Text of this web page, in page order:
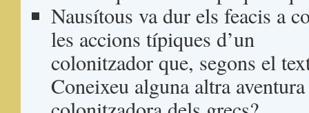
Nausítous va dur els feacis a
les accions típiques d’un
colonitzador que, segons el
Coneixeu alguna altra aventura